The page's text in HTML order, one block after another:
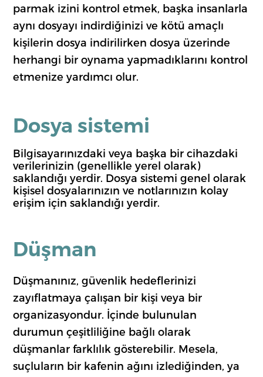
parmak izini kontrol etmek, başka insanlarla
aynı dosyayı indirdiğinizi ve kötü amaçlı
kişilerin dosya indirilirken dosya üzerinde
herhangi bir oynama yapmadıklarını kontrol
etmenize yardımcı olur.
Dosya sistemi
Bilgisayarınızdaki veya başka bir cihazdaki
verilerinizin (genellikle yerel olarak)
saklandığı yerdir. Dosya sistemi genel olarak
kişisel dosyalarınızın ve notlarınızın kolay
erişim için saklandığı yerdir.
Düşman
Düşmanınız, güvenlik hedeflerinizi
zayıflatmaya çalışan bir kişi veya bir
organizasyondur. İçinde bulunulan
durumun çeşitliliğine bağlı olarak
düşmanlar farklılık gösterebilir. Mesela,
suçluların bir kafenin ağını izlediğinden, ya